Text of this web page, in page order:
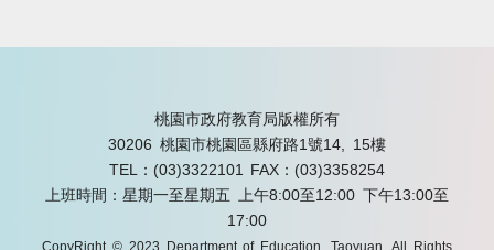
桃園市政府教育局版權所有
30206 桃園市桃園區縣府路1號14, 15樓
TEL：(03)3322101
FAX：(03)3358254
上班時間：星期一至星期五 上午8:00至12:00 下午13:00至
17:00
CopyRight © 2023 Department of Education, Taoyuan. All Rights